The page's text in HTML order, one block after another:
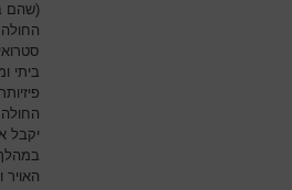
(שהם
ביתי
יקבל